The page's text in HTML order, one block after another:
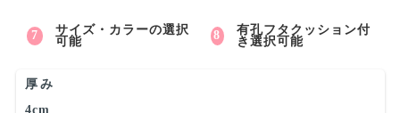
サイズ・カラーの選択
可能
有孔フタクッション付
き選択可能
厚み
4cm